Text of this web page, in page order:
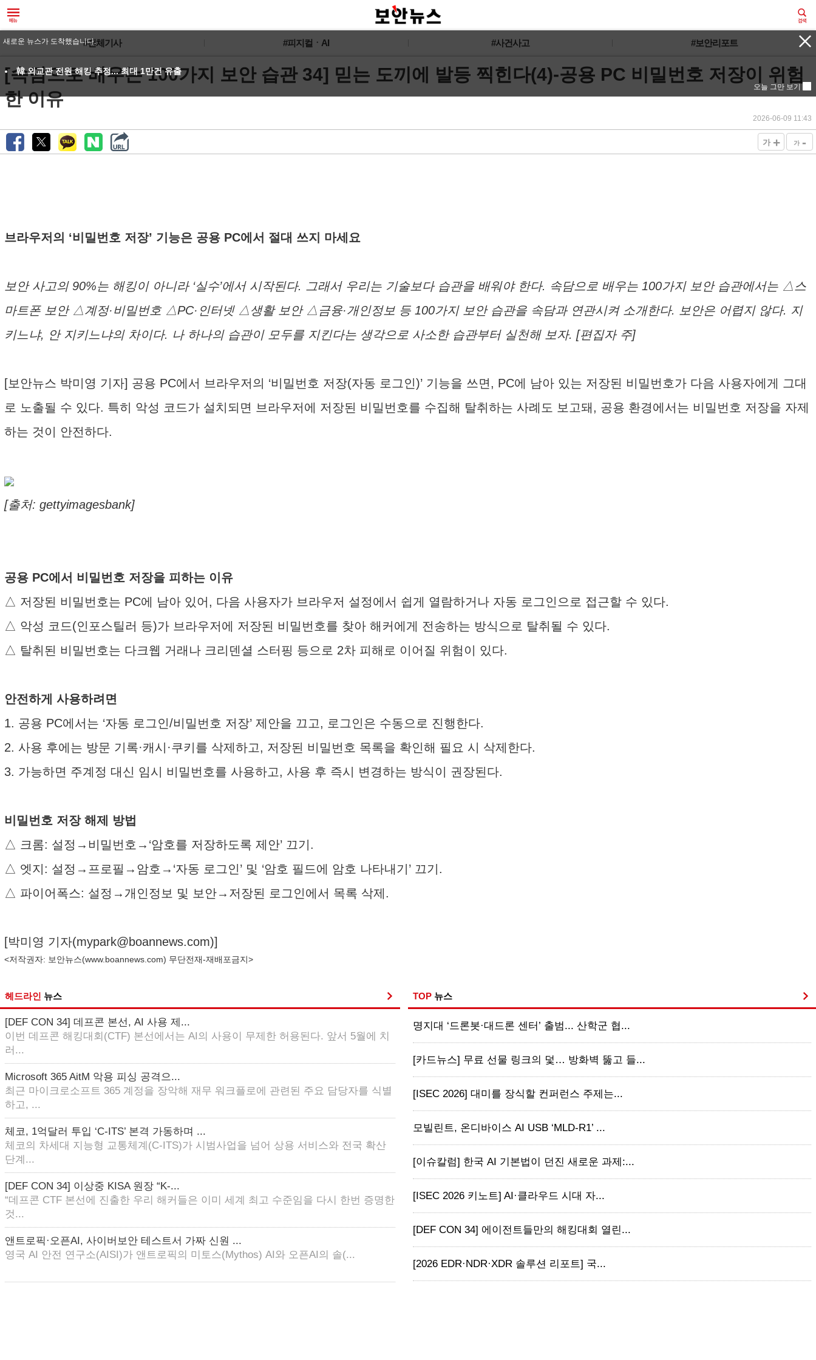
#전체기사 #피지컬ㆍAI #사건사고 #보안리포트
[속담으로 배우는 100가지 보안 습관 34] 믿는 도끼에 발등 찍힌다(4)-공용 PC 비밀번호 저장이 위험
한 이유
2026-06-09 11:43
가 + 가 -
브라우저의 ‘비밀번호 저장’ 기능은 공용 PC에서 절대 쓰지 마세요
보안 사고의 90%는 해킹이 아니라 ‘실수’에서 시작된다. 그래서 우리는 기술보다 습관을 배워야 한다. 속담으로 배우는 100가지 보안 습관에서는 △스
마트폰 보안 △계정·비밀번호 △PC·인터넷 △생활 보안 △금융·개인정보 등 100가지 보안 습관을 속담과 연관시켜 소개한다. 보안은 어렵지 않다. 지
키느냐, 안 지키느냐의 차이다. 나 하나의 습관이 모두를 지킨다는 생각으로 사소한 습관부터 실천해 보자. [편집자 주]
[보안뉴스 박미영 기자] 공용 PC에서 브라우저의 ‘비밀번호 저장(자동 로그인)’ 기능을 쓰면, PC에 남아 있는 저장된 비밀번호가 다음 사용자에게 그대
로 노출될 수 있다. 특히 악성 코드가 설치되면 브라우저에 저장된 비밀번호를 수집해 탈취하는 사례도 보고돼, 공용 환경에서는 비밀번호 저장을 자제
하는 것이 안전하다.
[출처: gettyimagesbank]
공용 PC에서 비밀번호 저장을 피하는 이유
△ 저장된 비밀번호는 PC에 남아 있어, 다음 사용자가 브라우저 설정에서 쉽게 열람하거나 자동 로그인으로 접근할 수 있다.
△ 악성 코드(인포스틸러 등)가 브라우저에 저장된 비밀번호를 찾아 해커에게 전송하는 방식으로 탈취될 수 있다.
△ 탈취된 비밀번호는 다크웹 거래나 크리덴셜 스터핑 등으로 2차 피해로 이어질 위험이 있다.
안전하게 사용하려면
1. 공용 PC에서는 ‘자동 로그인/비밀번호 저장’ 제안을 끄고, 로그인은 수동으로 진행한다.
2. 사용 후에는 방문 기록·캐시·쿠키를 삭제하고, 저장된 비밀번호 목록을 확인해 필요 시 삭제한다.
3. 가능하면 주계정 대신 임시 비밀번호를 사용하고, 사용 후 즉시 변경하는 방식이 권장된다.
비밀번호 저장 해제 방법
△ 크롬: 설정→비밀번호→‘암호를 저장하도록 제안’ 끄기.
△ 엣지: 설정→프로필→암호→‘자동 로그인’ 및 ‘암호 필드에 암호 나타내기’ 끄기.
△ 파이어폭스: 설정→개인정보 및 보안→저장된 로그인에서 목록 삭제.
[박미영 기자(mypark@boannews.com)]
<저작권자: 보안뉴스(www.boannews.com) 무단전재-재배포금지>
헤드라인 뉴스
[DEF CON 34] 데프콘 본선, AI 사용 제...
이번 데프콘 해킹대회(CTF) 본선에서는 AI의 사용이 무제한 허용된다. 앞서 5월에 치
러...
Microsoft 365 AitM 악용 피싱 공격으...
최근 마이크로소프트 365 계정을 장악해 재무 워크플로에 관련된 주요 담당자를 식별
하고, ...
체코, 1억달러 투입 ‘C-ITS’ 본격 가동하며 ...
체코의 차세대 지능형 교통체계(C-ITS)가 시범사업을 넘어 상용 서비스와 전국 확산
단계...
[DEF CON 34] 이상중 KISA 원장 “K-...
“데프콘 CTF 본선에 진출한 우리 해커들은 이미 세계 최고 수준임을 다시 한번 증명한
것...
앤트로픽·오픈AI, 사이버보안 테스트서 가짜 신원 ...
영국 AI 안전 연구소(AISI)가 앤트로픽의 미토스(Mythos) AI와 오픈AI의 솔(...
TOP 뉴스
명지대 ‘드론봇·대드론 센터’ 출범... 산학군 협...
[카드뉴스] 무료 선물 링크의 덫… 방화벽 뚫고 들...
[ISEC 2026] 대미를 장식할 컨퍼런스 주제는...
모빌린트, 온디바이스 AI USB ‘MLD-R1’ ...
[이슈칼럼] 한국 AI 기본법이 던진 새로운 과제:...
[ISEC 2026 키노트] AI·클라우드 시대 자...
[DEF CON 34] 에이전트들만의 해킹대회 열린...
[2026 EDR·NDR·XDR 솔루션 리포트] 국...
새로운 뉴스가 도착했습니다.
韓 외교관 전원 해킹 추정... 최대 1만건 유출
오늘 그만 보기